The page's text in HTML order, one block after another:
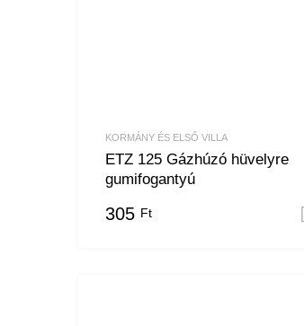
KORMÁNY ÉS ELSŐ VILLA
ETZ 125 Gázhúzó hüvelyre
gumifogantyú
305 Ft